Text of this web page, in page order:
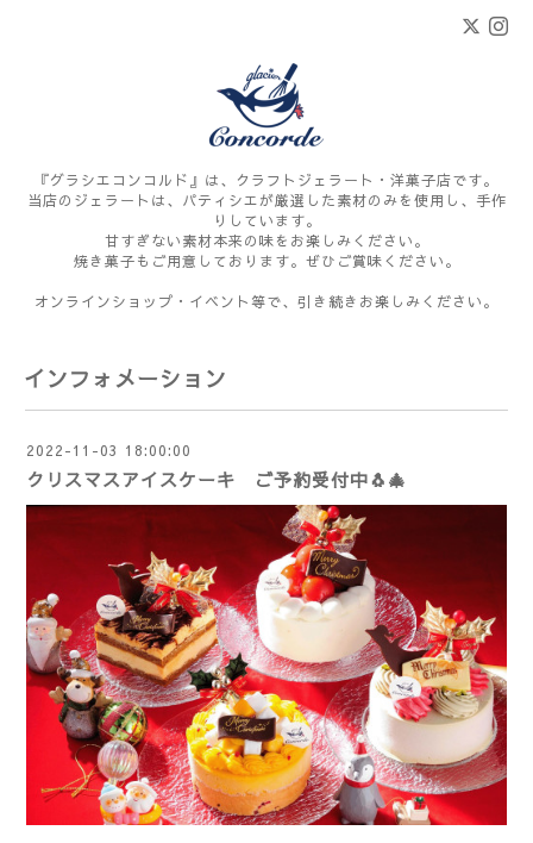
『グラシエコンコルド』は、クラフトジェラート・洋菓子店です。
当店のジェラートは、パティシエが厳選した素材のみを使用し、手作
りしています。
甘すぎない素材本来の味をお楽しみください。
焼き菓子もご用意しております。ぜひご賞味ください。
オンラインショップ・イベント等で、引き続きお楽しみください。
インフォメーション
2022-11-03 18:00:00
クリスマスアイスケーキ ご予約受付中🐧🎄